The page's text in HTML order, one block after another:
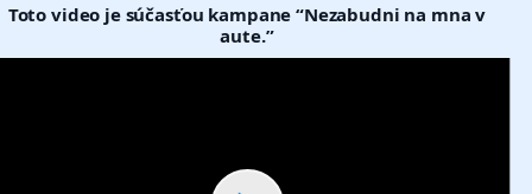
Toto video je súčasťou kampane “Nezabudni na mna v
aute.”